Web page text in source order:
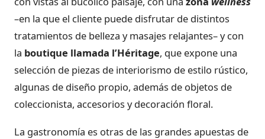
–en la que el cliente puede disfrutar de distintos
tratamientos de belleza y masajes relajantes– y con
la boutique llamada l’Héritage, que expone una
selección de piezas de interiorismo de estilo rústico,
algunas de diseño propio, además de objetos de
coleccionista, accesorios y decoración floral.
La gastronomía es otras de las grandes apuestas de